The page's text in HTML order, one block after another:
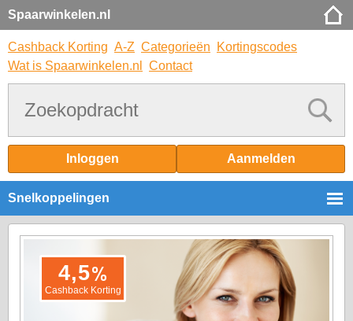
Spaarwinkelen.nl
Cashback Korting A-Z Categorieën
Kortingscodes
Wat is Spaarwinkelen.nl
Contact
Inloggen Aanmelden
Snelkoppelingen
4,5%
Cashback Korting